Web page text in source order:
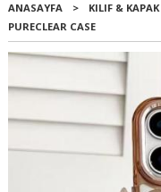
ANASAYFA > KILIF & KAPAK
PURECLEAR CASE
Yeni